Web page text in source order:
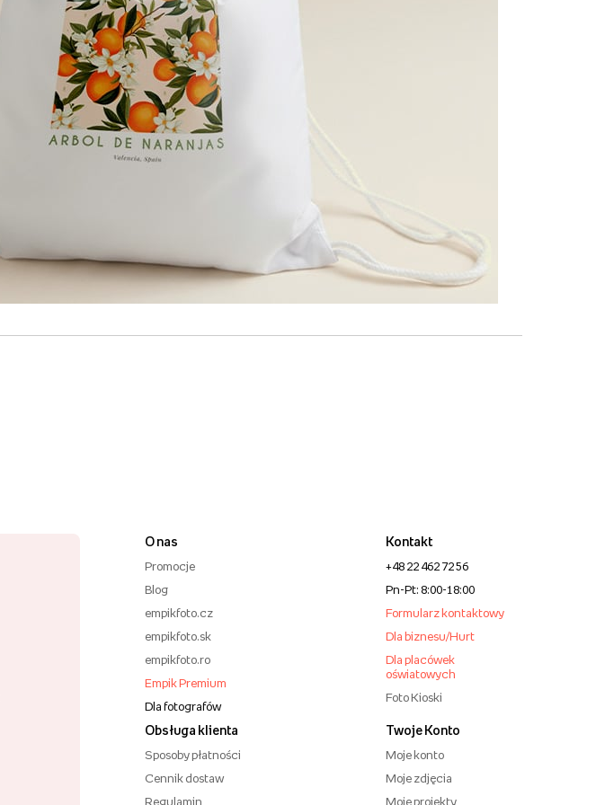
O nas
Promocje
Blog
empikfoto.cz
empikfoto.sk
empikfoto.ro
Empik Premium
Dla fotografów
Obsługa klienta
Sposoby płatności
Cennik dostaw
Regulamin
Kontakt
+48 22 462 72 56
Pn-Pt: 8:00-18:00
Formularz kontaktowy
Dla biznesu/Hurt
Dla placówek
oświatowych
Foto Kioski
Twoje Konto
Moje konto
Moje zdjęcia
Moje projekty